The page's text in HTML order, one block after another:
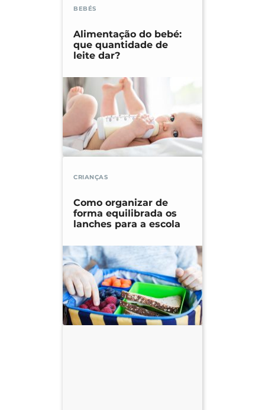
BEBÉS
Alimentação do bebé:
que quantidade de
leite dar?
CRIANÇAS
Como organizar de
forma equilibrada os
lanches para a escola